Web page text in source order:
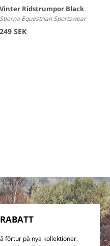
Vinter Ridstrumpor Black
Stierna Equestrian Sportswear
249 SEK
förtur på nya kollektioner,